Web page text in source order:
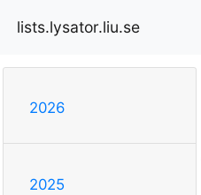
lists.lysator.liu.se
2026
2025